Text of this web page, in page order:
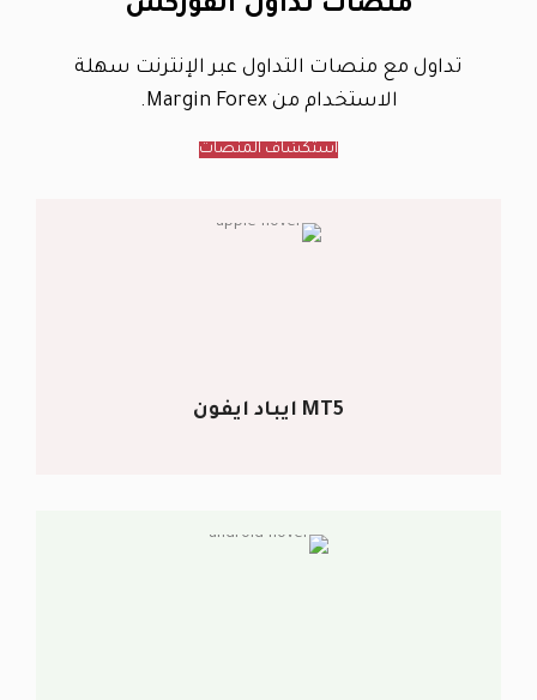
منصات تداول الفوركس
تداول مع منصات التداول عبر الإنترنت سهلة
الاستخدام من Margin Forex.
استكشاف المنصات
MT5 ايباد ايفون